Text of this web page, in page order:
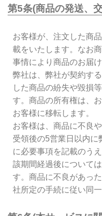
第5条(商品の発送、
お客様が、注文した商
載をいたします。なお
事情により商品のお届
弊社は、弊社が契約す
した商品の紛失や毀損
す。商品の所有権は、
お客様に移転します。
お客様は、商品に不良
受領後の5営業日以内に
に必要事項を記載のう
該期間経過後について
す。商品に不良があっ
社所定の手続に従い同